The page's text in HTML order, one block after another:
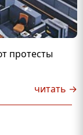
протесты
читать →